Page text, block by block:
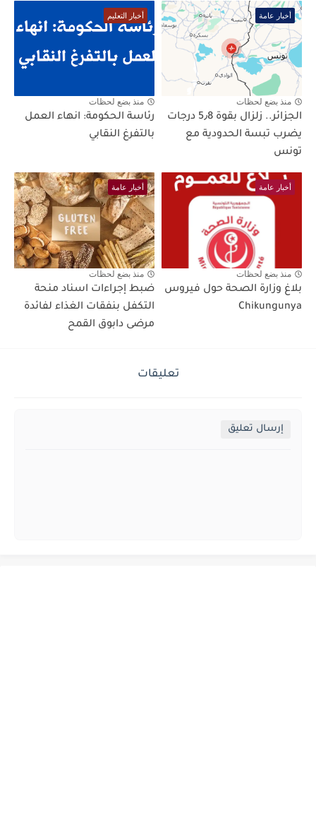
أخبار عامة
منذ بضع لحظات
الجزائر.. زلزال بقوة 5٫8 درجات
يضرب تبسة الحدودية مع
تونس
أخبار التعليم
منذ بضع لحظات
رئاسة الحكومة: انهاء العمل
بالتفرغ النقابي
أخبار عامة
منذ بضع لحظات
بلاغ وزارة الصحة حول فيروس
Chikungunya
أخبار عامة
منذ بضع لحظات
ضبط إجراءات اسناد منحة
التكفل بنفقات الغذاء لفائدة
مرضى دابوق القمح
تعليقات
إرسال تعليق